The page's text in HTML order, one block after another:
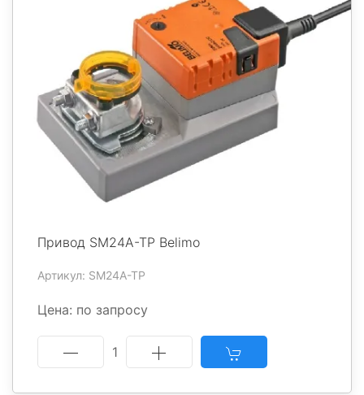
Привод SM24A-TP Belimo
Артикул: SM24A-TP
Цена: по запросу
1